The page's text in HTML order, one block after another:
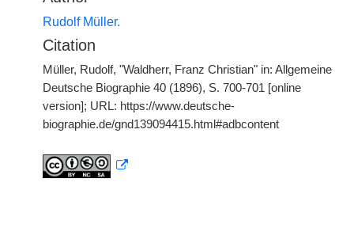
Rudolf Müller.
Citation
Müller, Rudolf, "Waldherr, Franz Christian" in: Allgemeine
Deutsche Biographie 40 (1896), S. 700-701 [online
version]; URL: https://www.deutsche-
biographie.de/gnd139094415.html#adbcontent